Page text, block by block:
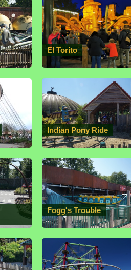
El Torito
Indian Pony Ride
Fogg's Trouble